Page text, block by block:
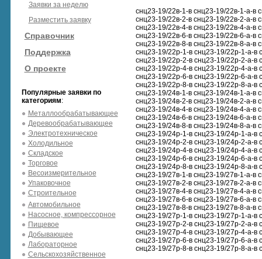
Заявки за неделю
Разместить заявку
Справочник
Поддержка
О проекте
Популярные заявки по
категориям:
Металлообрабатывающее
Деревообрабатывающее
Электротехническое
Холодильное
Складское
Торговое
Весоизмерительное
Упаковочное
Строительное
Автомобильное
Насосное, компрессорное
Пищевое
Добывающее
Лабораторное
Сельскохозяйственное
снц23-19/22в-1-в снц23-19/22в-1-а-в
снц23-19/22в-2-в снц23-19/22в-2-а-в
снц23-19/22в-4-в снц23-19/22в-4-а-в
снц23-19/22в-6-в снц23-19/22в-6-а-в
снц23-19/22в-8-в снц23-19/22в-8-а-в
снц23-19/22р-1-в снц23-19/22р-1-а-в
снц23-19/22р-2-в снц23-19/22р-2-а-в
снц23-19/22р-4-в снц23-19/22р-4-а-в
снц23-19/22р-6-в снц23-19/22р-6-а-в
снц23-19/22р-8-в снц23-19/22р-8-а-в
снц23-19/24в-1-в снц23-19/24в-1-а-в
снц23-19/24в-2-в снц23-19/24в-2-а-в
снц23-19/24в-4-в снц23-19/24в-4-а-в
снц23-19/24в-6-в снц23-19/24в-6-а-в
снц23-19/24в-8-в снц23-19/24в-8-а-в
снц23-19/24р-1-в снц23-19/24р-1-а-в
снц23-19/24р-2-в снц23-19/24р-2-а-в
снц23-19/24р-4-в снц23-19/24р-4-а-в
снц23-19/24р-6-в снц23-19/24р-6-а-в
снц23-19/24р-8-в снц23-19/24р-8-а-в
снц23-19/27в-1-в снц23-19/27в-1-а-в
снц23-19/27в-2-в снц23-19/27в-2-а-в
снц23-19/27в-4-в снц23-19/27в-4-а-в
снц23-19/27в-6-в снц23-19/27в-6-а-в
снц23-19/27в-8-в снц23-19/27в-8-а-в
снц23-19/27р-1-в снц23-19/27р-1-а-в
снц23-19/27р-2-в снц23-19/27р-2-а-в
снц23-19/27р-4-в снц23-19/27р-4-а-в
снц23-19/27р-6-в снц23-19/27р-6-а-в
снц23-19/27р-8-в снц23-19/27р-8-а-в